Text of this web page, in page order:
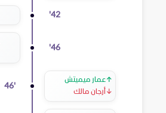
42
'
46
'
↑عمار ميميتش
↓ أرجان مالك
46'